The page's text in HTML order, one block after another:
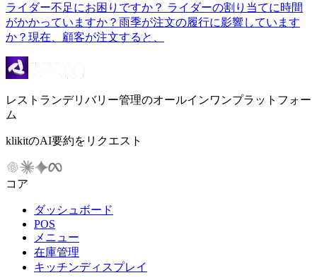
ライダー不足にお困りですか？ ライダーの割り当てに時間
がかかっていますか？雨季が注文の履行に影響しています
か？現在、顧客が注文すると、
レストランデリバリー管理のオールインワンプラットフォー
ム
klikitのAI要約をリクエスト
コア
ダッシュボード
POS
メニュー
在庫管理
キッチンディスプレイ